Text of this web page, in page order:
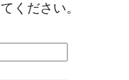
ください。